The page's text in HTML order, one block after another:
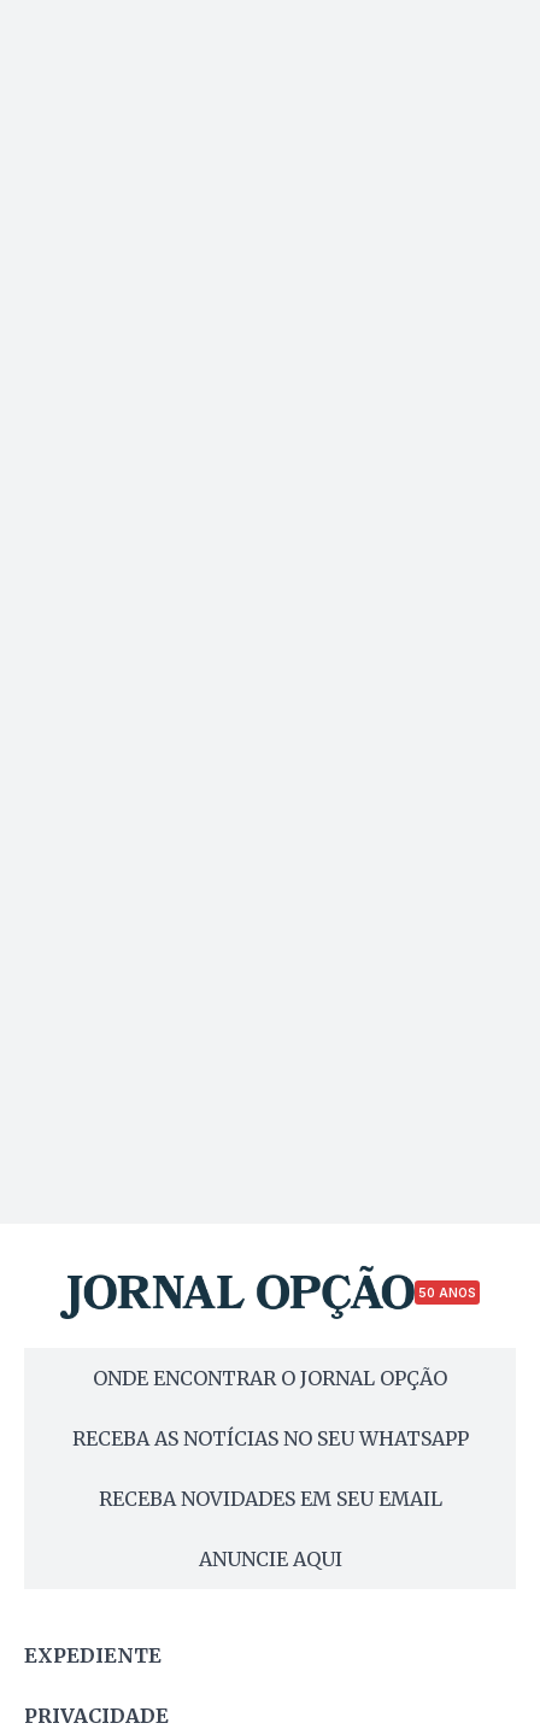
50 ANOS
ONDE ENCONTRAR O JORNAL OPÇÃO
RECEBA AS NOTÍCIAS NO SEU WHATSAPP
RECEBA NOVIDADES EM SEU EMAIL
ANUNCIE AQUI
EXPEDIENTE
PRIVACIDADE